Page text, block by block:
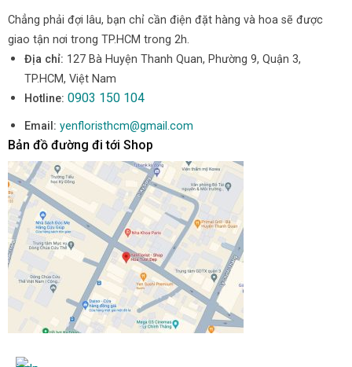
Chẳng phải đợi lâu, bạn chỉ cần điện đặt hàng và hoa sẽ được
giao tận nơi trong TP.HCM trong 2h.
Địa chỉ: 127 Bà Huyện Thanh Quan, Phường 9, Quận 3,
TP.HCM, Việt Nam
Hotline: 0903 150 104
Email: yenfloristhcm@gmail.com
Bản đồ đường đi tới Shop